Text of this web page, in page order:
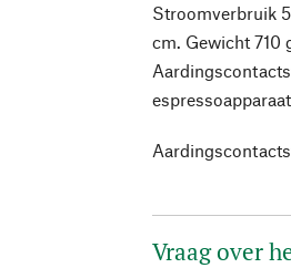
Stroomverbruik
cm. Gewicht 710
Vraag over